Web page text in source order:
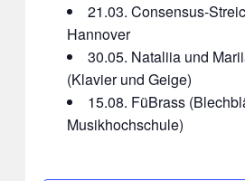
21.03. Consensus-
Hannover
30.05. Nataliia und
(Klavier und Geige)
15.08. FüBrass
Musikhochschule)